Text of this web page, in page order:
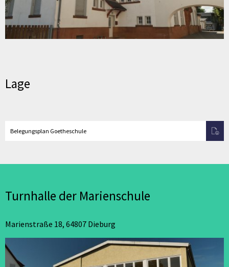
Lage
Belegungsplan Goetheschule
Turnhalle der Marienschule
Marienstraße 18, 64807 Dieburg